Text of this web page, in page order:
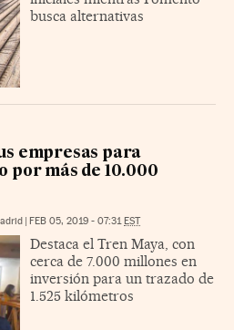
busca alternativas
empresas para
por más de 10.000
FEB 05, 2019 - 07:31 EST
Destaca el Tren Maya, con
cerca de 7.000 millones en
inversión para un trazado de
1.525 kilómetros